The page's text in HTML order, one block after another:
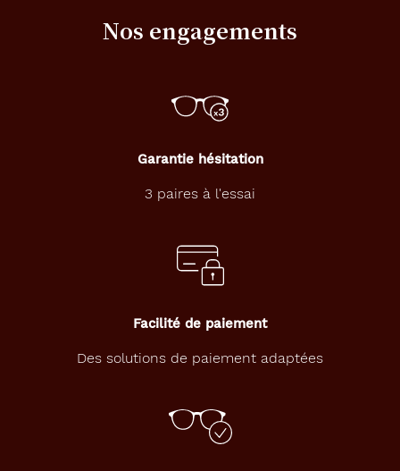
Nos engagements
Garantie hésitation
3 paires à l'essai
Facilité de paiement
Des solutions de paiement adaptées